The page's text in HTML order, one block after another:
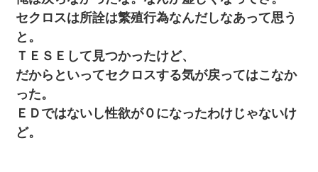
故私が怒鳴られなきゃいけなかったのだ
【衝撃】婚約者「兄と結婚はするけど嫁入りするわけじゃない。
お互い干渉はしないようにしましょう」→ その後に結納金の話を
【身体で払わせて】女友達「ごめん、何も言わずにお金貸してく
ださい……」俺「いいよ！いくら？」女友達「10万円ぐら
い……」俺「ほい！10万！」→
セクロスは所詮は繁殖行為なんだしなあって思う
と。
ＴＥＳＥして見つかったけど、
だからといってセクロスする気が戻ってはこなか
った。
ＥＤではないし性欲が０になったわけじゃないけ
ど。